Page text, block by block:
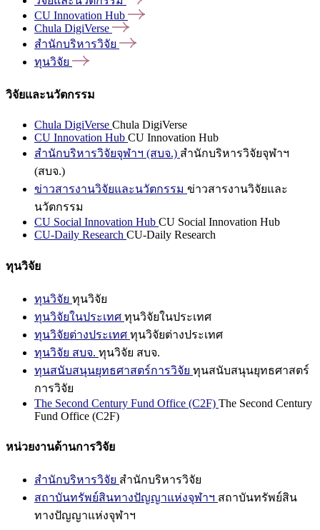
CU Innovation Hub
Chula DigiVerse
สำนักบริหารวิจัย
ทุนวิจัย
วิจัยและนวัตกรรม
Chula DigiVerse Chula DigiVerse
CU Innovation Hub CU Innovation Hub
สำนักบริหารวิจัยจุฬาฯ (สบจ.) สำนักบริหารวิจัยจุฬาฯ
(สบจ.)
ข่าวสารงานวิจัยและนวัตกรรม ข่าวสารงานวิจัยและ
นวัตกรรม
CU Social Innovation Hub CU Social Innovation Hub
CU-Daily Research CU-Daily Research
ทุนวิจัย
ทุนวิจัย ทุนวิจัย
ทุนวิจัยในประเทศ ทุนวิจัยในประเทศ
ทุนวิจัยต่างประเทศ ทุนวิจัยต่างประเทศ
ทุนวิจัย สบจ. ทุนวิจัย สบจ.
ทุนสนับสนุนยุทธศาสตร์การวิจัย ทุนสนับสนุนยุทธศาสตร์
การวิจัย
The Second Century Fund Office (C2F) The Second Century
Fund Office (C2F)
หน่วยงานด้านการวิจัย
สำนักบริหารวิจัย สำนักบริหารวิจัย
สถาบันทรัพย์สินทางปัญญาแห่งจุฬาฯ สถาบันทรัพย์สิน
ทางปัญญาแห่งจุฬาฯ